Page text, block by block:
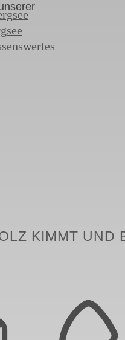
KIMMT UND